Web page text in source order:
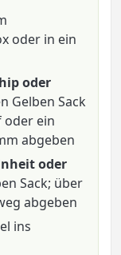
oder in ein
oder
Gelben Sack
oder ein
abgeben
oder
Sack; über
abgeben
ins